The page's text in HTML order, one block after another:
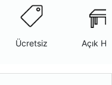
Ücretsiz Açık